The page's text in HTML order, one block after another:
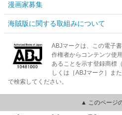
漫画家募集
海賊版に関する取組みについて
ABJマークは、この電子
作権者からコンテンツ使
あることを示す登録商標
しくは［ABJマーク］ま
で検索してください。
▲ このページ